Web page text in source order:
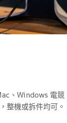
、Windows 電競
整機或拆件均可。